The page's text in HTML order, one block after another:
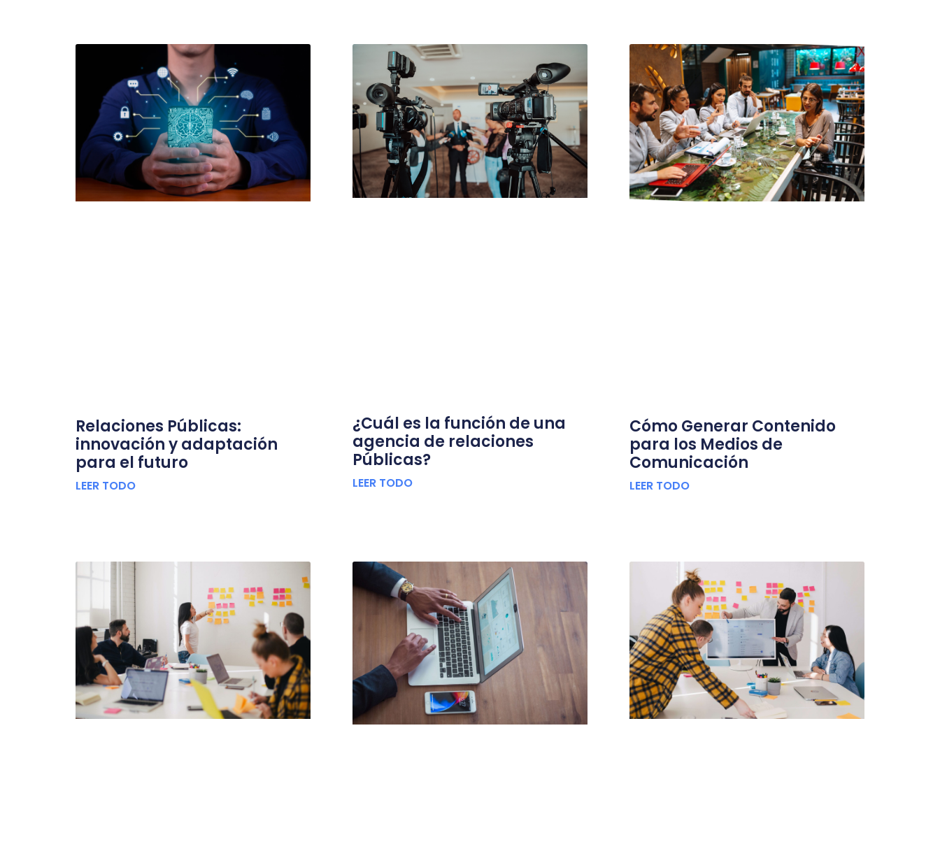
Relaciones Públicas:
innovación y adaptación
para el futuro
LEER TODO
¿Cuál es la función de una
agencia de relaciones
Públicas?
LEER TODO
Cómo Generar Contenido
para los Medios de
Comunicación
LEER TODO